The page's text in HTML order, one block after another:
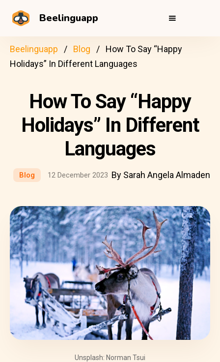
Beelinguapp
Beelinguapp Blog
How To Say “Happy
Holidays” In Different Languages
How To Say “Happy
Holidays” In Different
Languages
Blog 12 December 2023 By Sarah Angela Almaden
Unsplash: Norman Tsui